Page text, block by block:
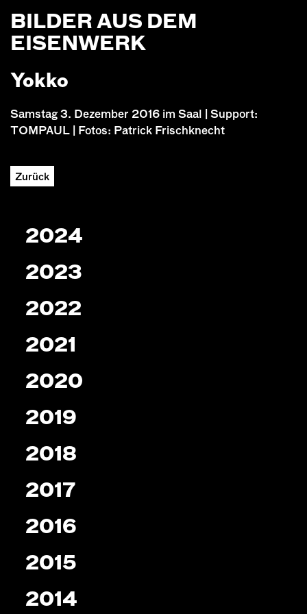
BILDER AUS DEM
EISENWERK
Yokko
Samstag 3. Dezember 2016 im Saal | Support:
TOMPAUL | Fotos: Patrick Frischknecht
Zurück
2024
2023
2022
2021
2020
2019
2018
2017
2016
2015
2014